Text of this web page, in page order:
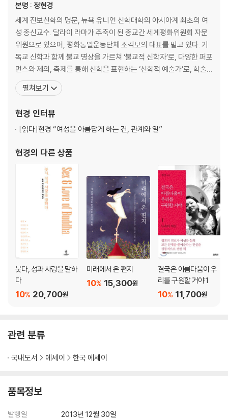
본명 : 정현경
세계 진보신학의 명문, 뉴욕 유니언 신학대학의 아시아계 최초의 여
성 종신교수. 달라이 라마가 주축이 된 종교간 세계평화위원회 자문
위원으로 있으며, 평화통일운동단체 조각보의 대표를 맡고 있다. 기
독교 신학과 함께 불교 명상을 가르쳐 ‘불교적 신학자’로, 다양한 퍼포
먼스와 제의, 축제를 통해 신학을 표현하는 ‘신학적 예술가’로, 학술,
사회운동, 영적 수련, 예술의 경계를 넘나들어 ‘문화통역사’로도 불린
다. 이 외에 한국 대표 페미니스트, 여성해방신학자, 환경운동가, 평
펼쳐보기
현경 인터뷰
[읽다]현경 “여성을 아름답게 하는 건, 관계와 일”
현경의 다른 상품
붓다, 성과 사랑을 말하
다
20,700원
10%
미래에서 온 편지
15,300원
10%
결국은 아름다움이 우
리를 구원할 거야 1
11,700원
10%
관련 분류
국내도서 에세이 한국 에세이
품목정보
발행일 2013년 12월 30일